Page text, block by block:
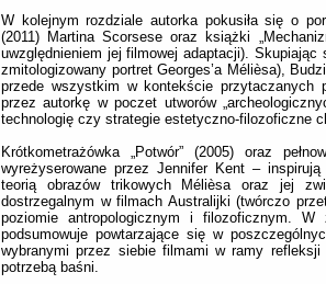
W kolejnym rozdziale autorka pokusiła się o
(2011) Martina Scorsese oraz książki
uwzględnieniem jej filmowej adaptacji).
zmitologizowany portret Georges’a Mélièsa),
przede wszystkim w kontekście przytaczanych
przez autorkę w poczet utworów
technologię czy strategie estetyczno-filozoficzne
Krótkometrażówka „Potwór” (2005) oraz
wyreżyserowane przez Jennifer Kent –
teorią obrazów trikowych Mélièsa oraz jej
dostrzegalnym w filmach Australijki (twórczo
poziomie antropologicznym i filozoficznym.
podsumowuje powtarzające się w
wybranymi przez siebie filmami w ramy
potrzebą baśni.